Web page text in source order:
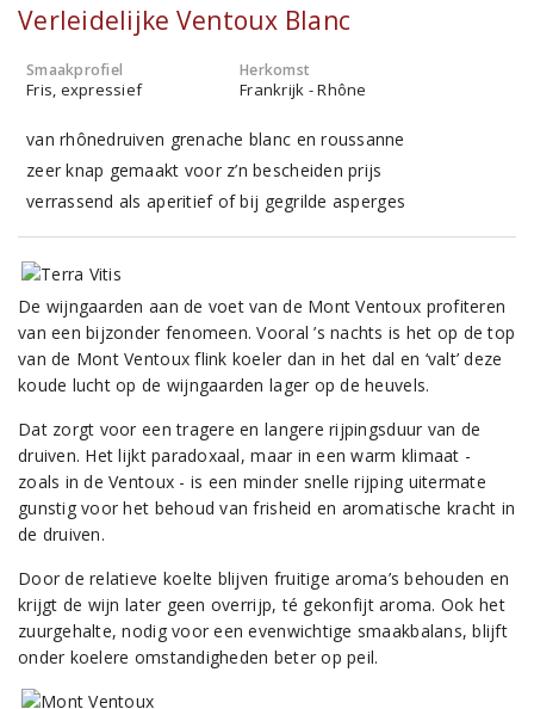
Verleidelijke Ventoux Blanc
Smaakprofiel
Fris, expressief
Herkomst
Frankrijk - Rhône
van rhônedruiven grenache blanc en roussanne
zeer knap gemaakt voor z’n bescheiden prijs
verrassend als aperitief of bij gegrilde asperges
De wijngaarden aan de voet van de Mont Ventoux profiteren
van een bijzonder fenomeen. Vooral ’s nachts is het op de top
van de Mont Ventoux flink koeler dan in het dal en ‘valt’ deze
koude lucht op de wijngaarden lager op de heuvels.
Dat zorgt voor een tragere en langere rijpingsduur van de
druiven. Het lijkt paradoxaal, maar in een warm klimaat -
zoals in de Ventoux - is een minder snelle rijping uitermate
gunstig voor het behoud van frisheid en aromatische kracht in
de druiven.
Door de relatieve koelte blijven fruitige aroma’s behouden en
krijgt de wijn later geen overrijp, té gekonfijt aroma. Ook het
zuurgehalte, nodig voor een evenwichtige smaakbalans, blijft
onder koelere omstandigheden beter op peil.